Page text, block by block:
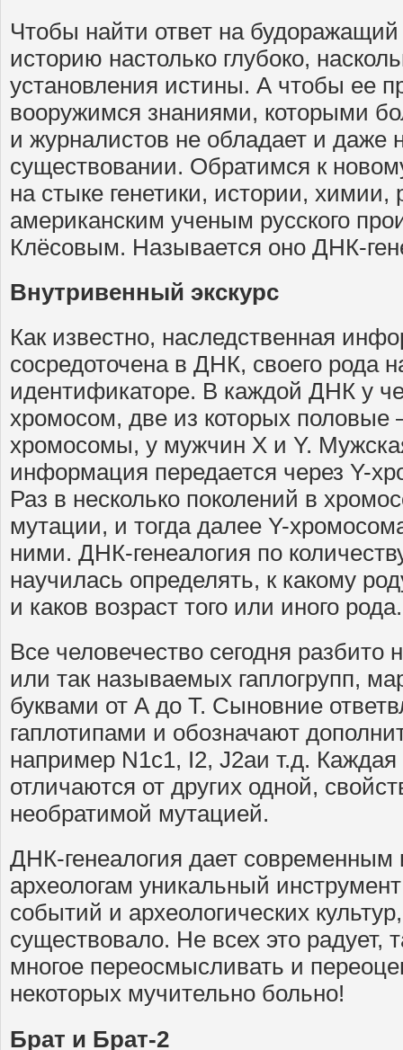
Чтобы найти ответ на будоражащий
историю настолько глубоко,
установления истины. А чтобы ее
вооружимся знаниями, которыми
и журналистов не обладает и даже
существовании. Обратимся к
на стыке генетики, истории, химии,
американским ученым русского
Клёсовым. Называется оно ДНК-
Внутривенный экскурс
Как известно, наследственная
сосредоточена в ДНК, своего рода
идентификаторе. В каждой ДНК у
хромосом, две из которых
хромосомы, у мужчин Х и Y.
информация передается через Y-
Раз в несколько поколений в
мутации, и тогда далее Y-
ними. ДНК-генеалогия по
научилась определять, к какому
и каков возраст того или иного рода.
Все человечество сегодня разбито
или так называемых гаплогрупп,
буквами от А до Т. Сыновние
гаплотипами и обозначают
например N1c1, I2, J2aи т.д. Каждая
отличаются от других одной,
необратимой мутацией.
ДНК-генеалогия дает современным
археологам уникальный
событий и археологических
существовало. Не всех это радует,
многое переосмысливать и
некоторых мучительно больно!
Брат и Брат-2